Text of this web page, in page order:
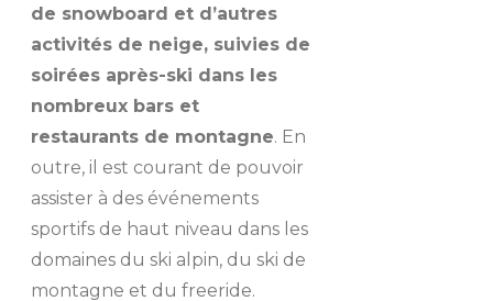
de snowboard et d’autres
activités de neige, suivies de
soirées après-ski dans les
nombreux bars et
restaurants de montagne. En
outre, il est courant de pouvoir
assister à des événements
sportifs de haut niveau dans les
domaines du ski alpin, du ski de
montagne et du freeride.